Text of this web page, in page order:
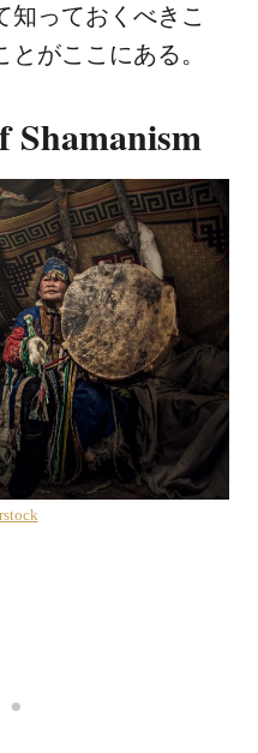
知っておくべきこ
がここにある。
Shamanism